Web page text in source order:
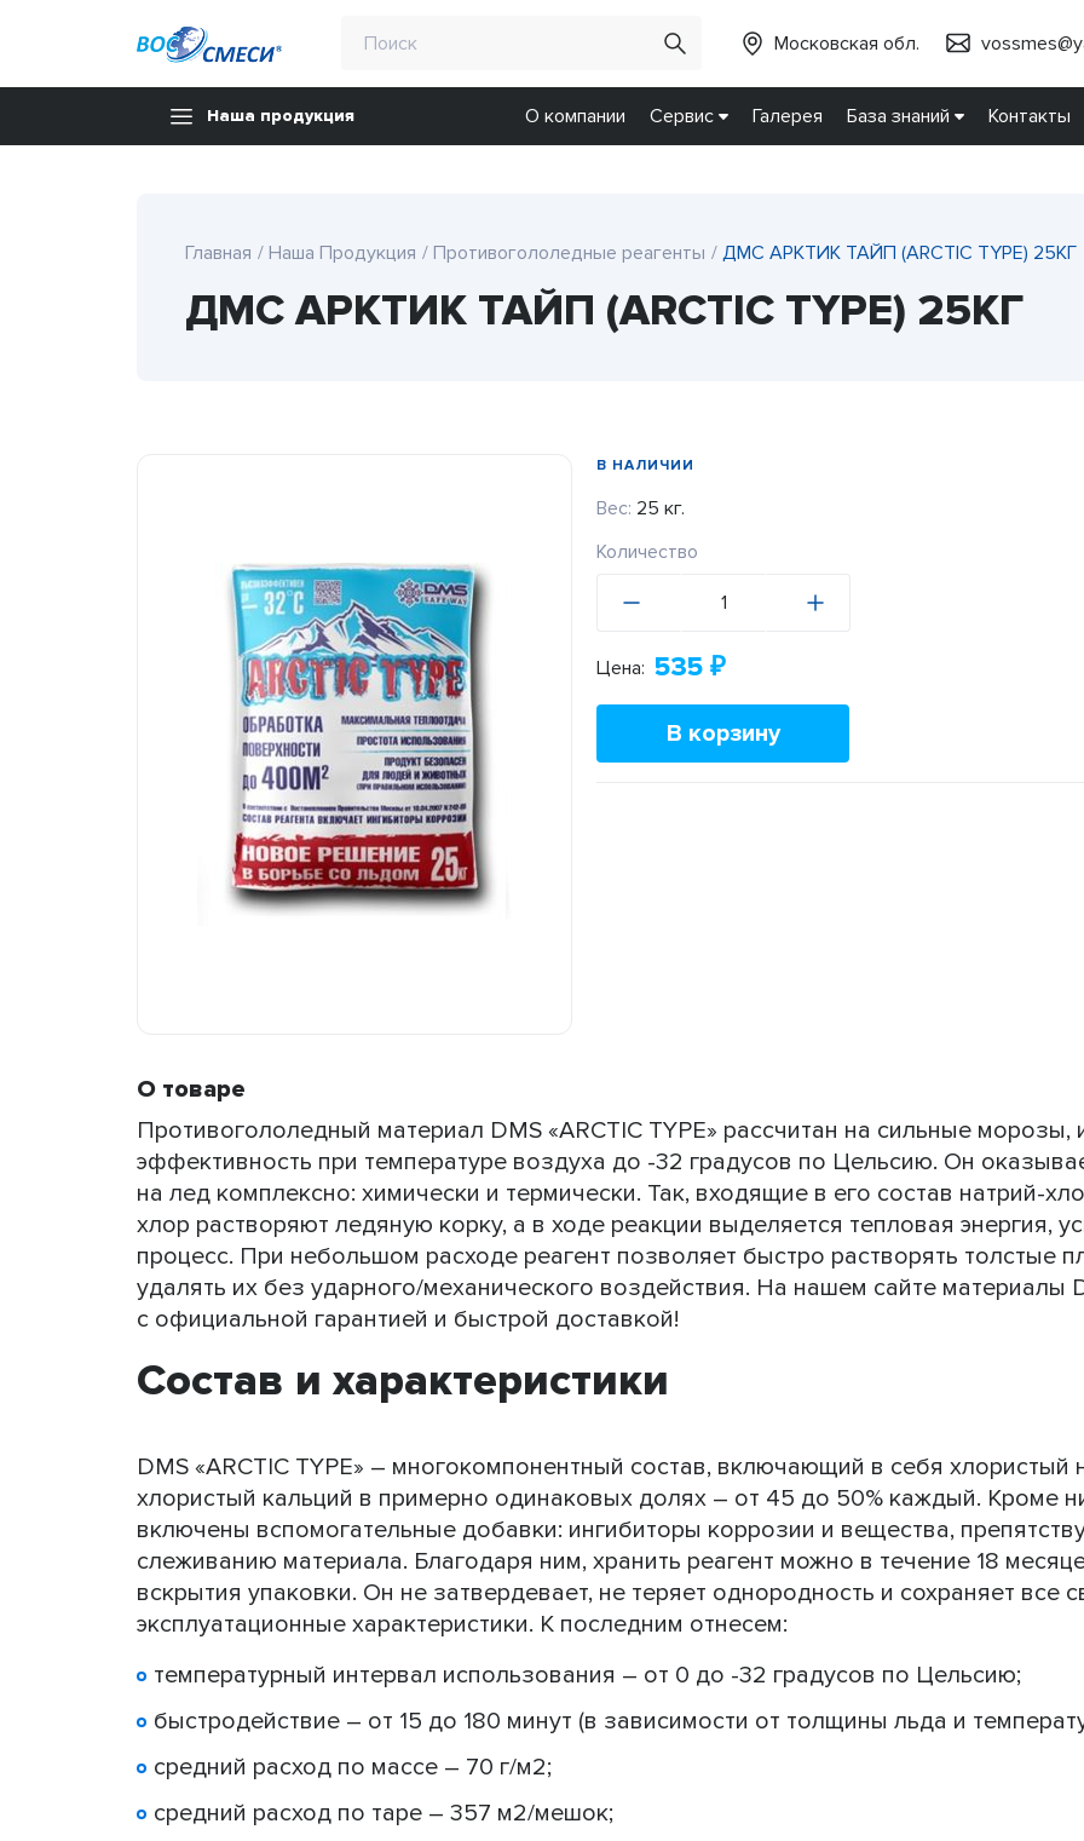
Московская обл.
Наша продукция О компании Сервис Галерея База знаний Контакты
Главная Наша Продукция Противогололедные реагенты ДМС АРКТИК ТАЙП (ARCTIC TYPE) 25КГ
ДМС АРКТИК ТАЙП (ARCTIC TYPE) 25КГ
В НАЛИЧИИ
Вес: 25 кг.
Количество
Цена: 535 ₽
В корзину
О товаре
Противогололедный материал DMS «ARCTIC TYPE» рассчитан на сильные морозы,
эффективность при температуре воздуха до -32 градусов по Цельсию. Он
на лед комплексно: химически и термически. Так, входящие в его состав натрий-
хлор растворяют ледяную корку, а в ходе реакции выделяется тепловая энергия,
процесс. При небольшом расходе реагент позволяет быстро растворять толстые
удалять их без ударного/механического воздействия. На нашем сайте материалы
с официальной гарантией и быстрой доставкой!
Состав и характеристики
DMS «ARCTIC TYPE» – многокомпонентный состав, включающий в себя хлористый
хлористый кальций в примерно одинаковых долях – от 45 до 50% каждый. Кроме
включены вспомогательные добавки: ингибиторы коррозии и вещества,
слеживанию материала. Благодаря ним, хранить реагент можно в течение 18
вскрытия упаковки. Он не затвердевает, не теряет однородность и сохраняет все
эксплуатационные характеристики. К последним отнесем:
температурный интервал использования – от 0 до -32 градусов по Цельсию;
быстродействие – от 15 до 180 минут (в зависимости от толщины льда и
средний расход по массе – 70 г/м2;
средний расход по таре – 357 м2/мешок;